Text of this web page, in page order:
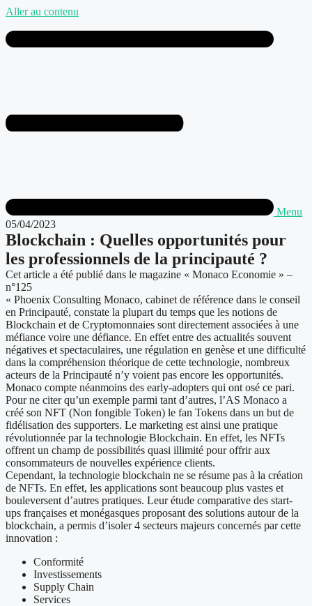
Aller au contenu
Menu
05/04/2023
Blockchain : Quelles opportunités pour
les professionnels de la principauté ?
Cet article a été publié dans le magazine « Monaco Economie » –
n°125
« Phoenix Consulting Monaco, cabinet de référence dans le conseil
en Principauté, constate la plupart du temps que les notions de
Blockchain et de Cryptomonnaies sont directement associées à une
méfiance voire une défiance. En effet entre des actualités souvent
négatives et spectaculaires, une régulation en genèse et une difficulté
dans la compréhension théorique de cette technologie, nombreux
acteurs de la Principauté n’y voient pas encore les opportunités.
Monaco compte néanmoins des early-adopters qui ont osé ce pari.
Pour ne citer qu’un exemple parmi tant d’autres, l’AS Monaco a
créé son NFT (Non fongible Token) le fan Tokens dans un but de
fidélisation des supporters. Le marketing est ainsi une pratique
révolutionnée par la technologie Blockchain. En effet, les NFTs
offrent un champ de possibilités quasi illimité pour offrir aux
consommateurs de nouvelles expérience clients.
Cependant, la technologie blockchain ne se résume pas à la création
de NFTs. En effet, les applications sont beaucoup plus vastes et
bouleversent d’autres pratiques. Leur étude comparative des start-
ups françaises et monégasques proposant des solutions autour de la
blockchain, a permis d’isoler 4 secteurs majeurs concernés par cette
innovation :
Conformité
Investissements
Supply Chain
Services